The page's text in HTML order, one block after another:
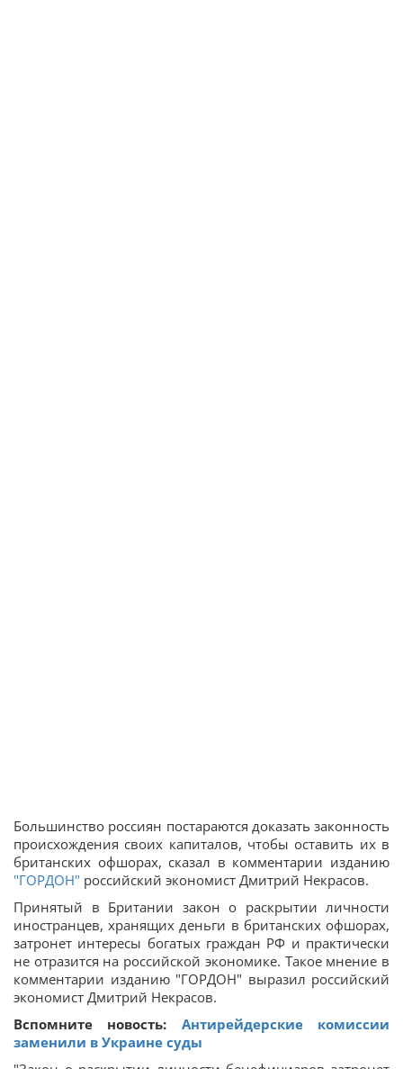
Большинство россиян постараются доказать законность
происхождения своих капиталов, чтобы оставить их в
британских офшорах, сказал в комментарии изданию
"ГОРДОН" российский экономист Дмитрий Некрасов.
Принятый в Британии закон о раскрытии личности
иностранцев, хранящих деньги в британских офшорах,
затронет интересы богатых граждан РФ и практически
не отразится на российской экономике. Такое мнение в
комментарии изданию "ГОРДОН" выразил российский
экономист Дмитрий Некрасов.
Вспомните новость: Антирейдерские комиссии
заменили в Украине суды